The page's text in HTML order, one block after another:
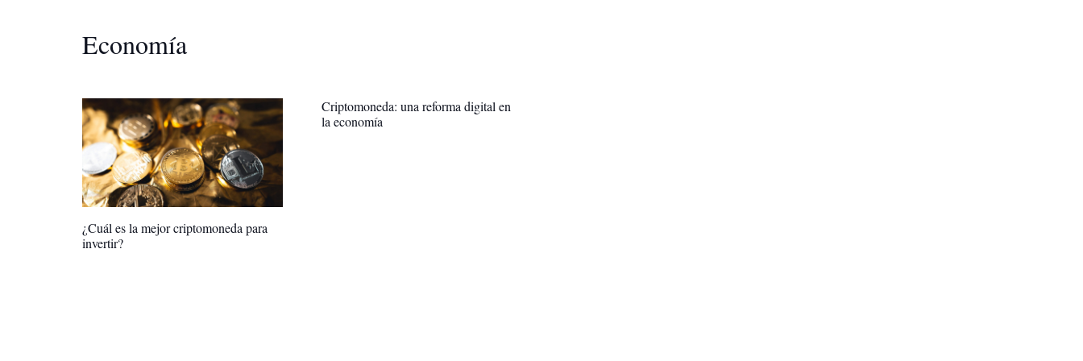
Economía
¿Cuál es la mejor criptomoneda para
invertir?
Criptomoneda: una reforma digital en
la economía